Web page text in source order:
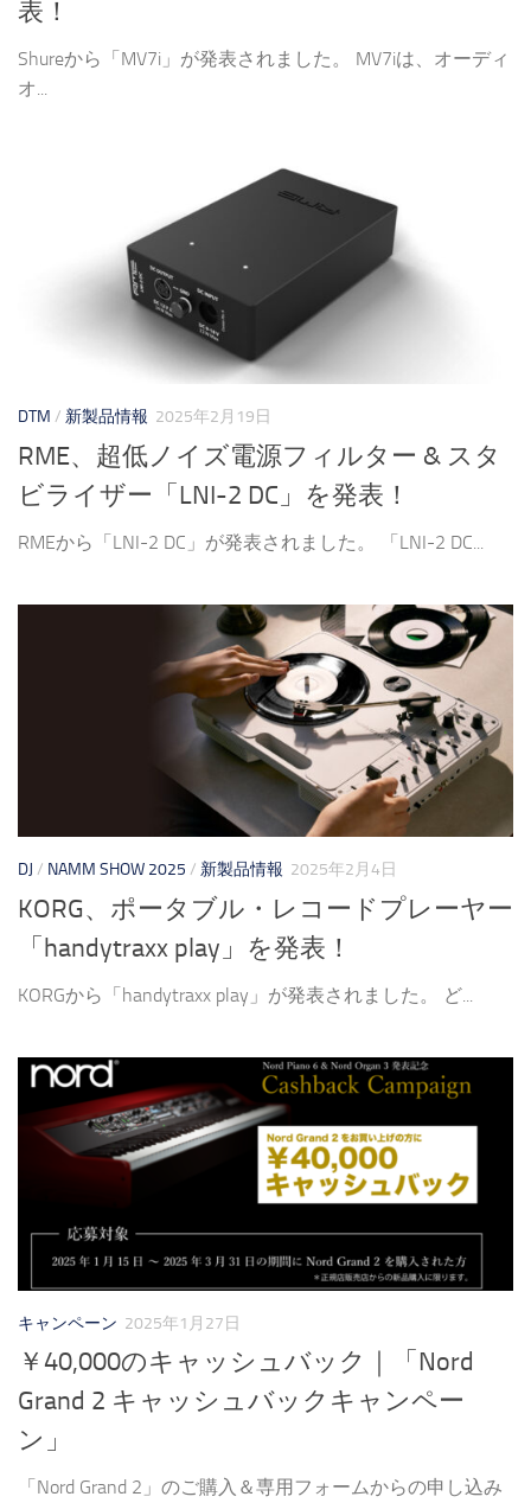
表！
Shureから「MV7i」が発表されました。 MV7iは、オーディ
オ...
DTM / 新製品情報 2025年2月19日
RME、超低ノイズ電源フィルター & スタ
ビライザー「LNI-2 DC」を発表！
RMEから「LNI-2 DC」が発表されました。 「LNI-2 DC...
DJ / NAMM SHOW 2025 / 新製品情報 2025年2月4日
KORG、ポータブル・レコードプレーヤー
「handytraxx play」を発表！
KORGから「handytraxx play」が発表されました。 ど...
キャンペーン 2025年1月27日
￥40,000のキャッシュバック｜「Nord
Grand 2 キャッシュバックキャンペー
ン」
「Nord Grand 2」のご購入＆専用フォームからの申し込み